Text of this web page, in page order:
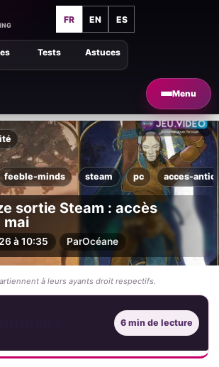
FR EN ES
Menu
Astuces
Tests
feeble-minds steam pc acces-
sortie Steam : accès
mai
à 10:35 ParOcéane
à leurs ayants droit respectifs.
6 min de lecture